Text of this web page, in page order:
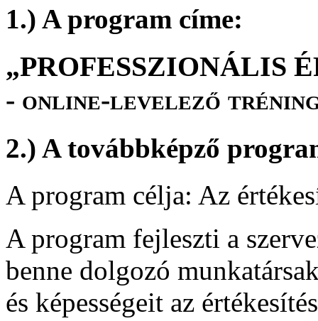
1.) A program címe:
„PROFESSZIONÁLIS
- online-levelező
2.) A továbbképző
A program célja: Az
A program fejleszti a
benne dolgozó
és képességeit az